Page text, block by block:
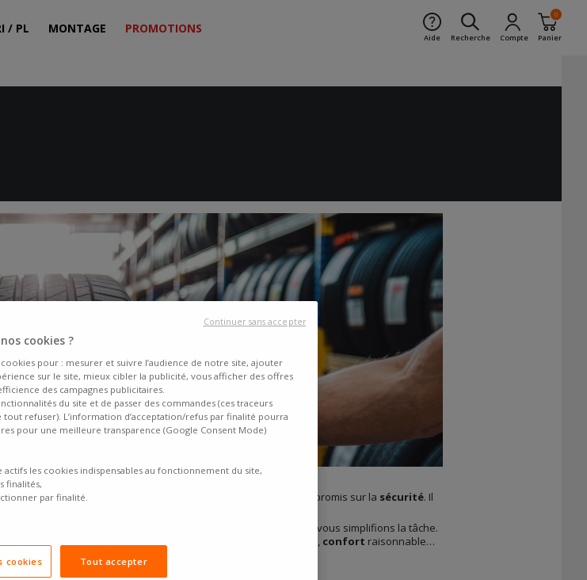
/ PL MONTAGE PROMOTIONS
Aide Recherche Compte
0
Panier
Pas besoin d’attendre les ni de faire des compromis sur la sécurité. Il
quotidien, le tout sous la barre symbolique des 100 euros.
de trouver le bon
parmi des dizaines de références. Nous vous simplifions la tâche.
maîtrisée, confort raisonnable…
de manière
responsable
cookies ?
pour : mesurer et suivre l’audience de notre site, ajouter
sur le site, mieux cibler la publicité, vous afficher des offres
des campagnes publicitaires.
du site et de passer des commandes (ces traceurs
refuser). L’information d’acceptation/refus par finalité pourra
pour une meilleure transparence (Google Consent Mode)
actifs les cookies indispensables au fonctionnement du site,
finalités,
par finalité.
cookies Tout accepter
Continuer sans accepter